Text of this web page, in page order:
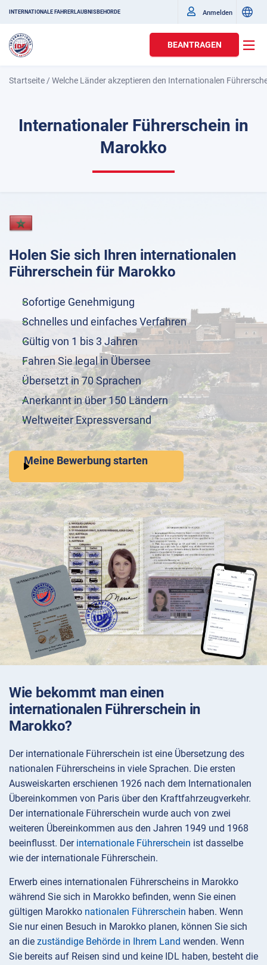
INTERNATIONALE FAHRERLAUBNISBEHÖRDE Anmelden
BEANTRAGEN
Startseite /Welche Länder akzeptieren den Internationalen
Internationaler Führerschein in
Marokko
Holen Sie sich Ihren internationalen
Führerschein für Marokko
Sofortige Genehmigung
Schnelles und einfaches Verfahren
Gültig von 1 bis 3 Jahren
Fahren Sie legal in Übersee
Übersetzt in 70 Sprachen
Anerkannt in über 150 Ländern
Weltweiter Expressversand
Meine Bewerbung starten
Wie bekommt man einen
internationalen Führerschein in
Marokko?
Der internationale Führerschein ist eine Übersetzung des
nationalen Führerscheins in viele Sprachen. Die ersten
Ausweiskarten erschienen 1926 nach dem Internationalen
Übereinkommen von Paris über den Kraftfahrzeugverkehr.
Der internationale Führerschein wurde auch von zwei
weiteren Übereinkommen aus den Jahren 1949 und 1968
beeinflusst. Der internationale Führerschein ist dasselbe
wie der internationale Führerschein.
Erwerb eines internationalen Führerscheins in Marokko
während Sie sich in Marokko befinden, wenn Sie einen
gültigen Marokko nationalen Führerschein haben. Wenn
Sie nur einen Besuch in Marokko planen, können Sie sich
an die zuständige Behörde in Ihrem Land wenden. Wenn
Sie bereits auf Reisen sind und keine IDL haben, besteht die